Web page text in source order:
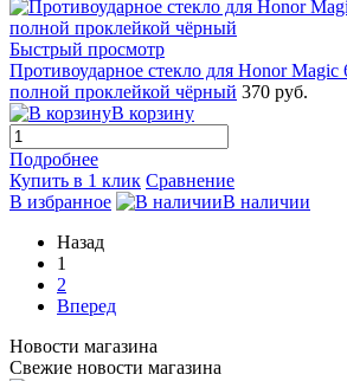
Быстрый просмотр
Противоударное стекло для Honor
полной проклейкой чёрный 370 руб.
В корзину
Подробнее
Купить в 1 клик Сравнение
В избранное
В наличии
Назад
1
2
Вперед
Новости магазина
Свежие новости магазина